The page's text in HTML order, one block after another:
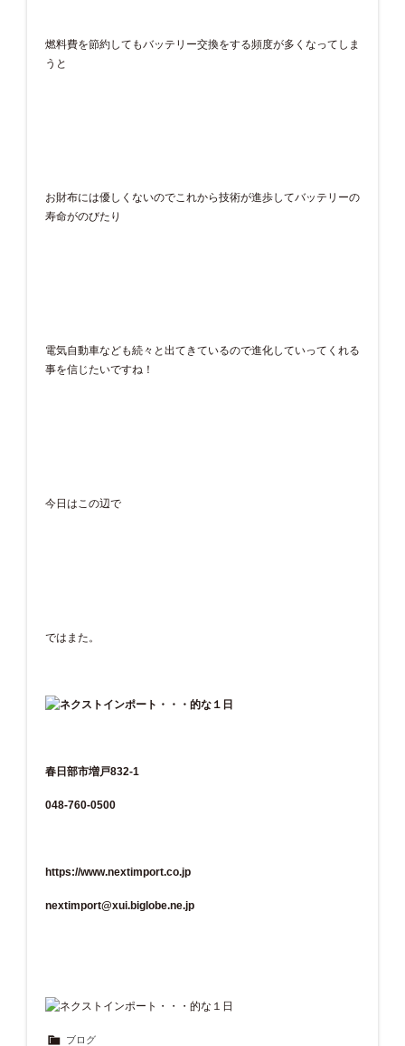
燃料費を節約してもバッテリー交換をする頻度が多くなってしま
うと
お財布には優しくないのでこれから技術が進歩してバッテリーの
寿命がのびたり
電気自動車なども続々と出てきているので進化していってくれる
事を信じたいですね！
今日はこの辺で
ではまた。
春日部市増戸832-1
048-760-0500
https://www.nextimport.co.jp
nextimport@xui.biglobe.ne.jp
ブログ